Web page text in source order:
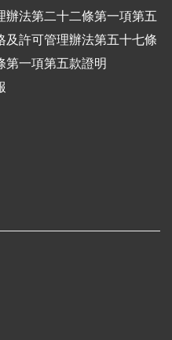
辦法第二十二條第一項第五
及許可管理辦法第五十七條
第一項第五款證明